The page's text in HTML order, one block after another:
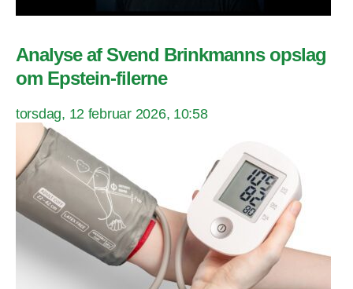
Analyse af Svend Brinkmanns opslag
om Epstein-filerne
torsdag, 12 februar 2026, 10:58